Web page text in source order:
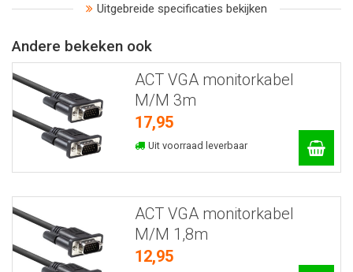
Uitgebreide specificaties bekijken
Andere bekeken ook
ACT VGA monitorkabel
M/M 3m
17,95
Uit voorraad leverbaar
ACT VGA monitorkabel
M/M 1,8m
12,95